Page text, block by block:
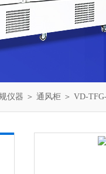
仪器 ＞ 通风柜 ＞ VD-